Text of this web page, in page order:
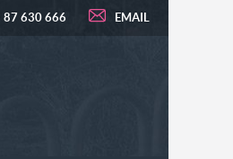
87 630 666 EMAIL